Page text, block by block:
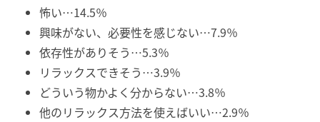
怖い…14.5％
興味がない、必要性を感じない…7.9％
依存性がありそう…5.3％
リラックスできそう…3.9％
どういう物かよく分からない…3.8％
他のリラックス方法を使えばいい…2.9％